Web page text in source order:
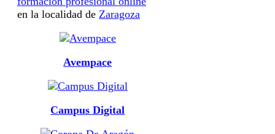
en la localidad de Zaragoza
Avempace
Campus Digital